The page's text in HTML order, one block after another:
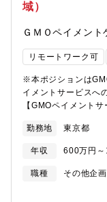
域）
ＧＭＯペイメン
リモートワーク可
※本ポジションは
イメントサービスへ
【GMOペイメント
25％以上の利益成
る東証プライム市場
ートウェイ株式会社
創業以来、「GMO
提供するBNPLサー
勤務地 東京都
年収 600万円
職種
その他企画